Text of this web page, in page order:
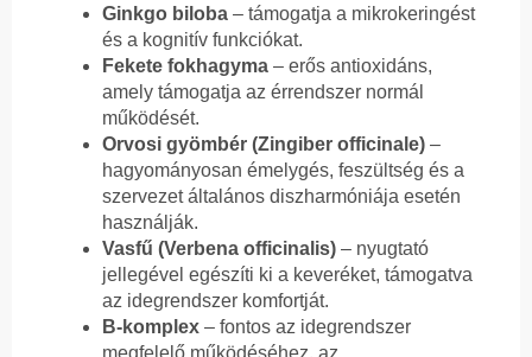
Ginkgo biloba – támogatja a mikrokeringést
és a kognitív funkciókat.
Fekete fokhagyma – erős antioxidáns,
amely támogatja az érrendszer normál
működését.
Orvosi gyömbér (Zingiber officinale) –
hagyományosan émelygés, feszültség és a
szervezet általános diszharmóniája esetén
használják.
Vasfű (Verbena officinalis) – nyugtató
jellegével egészíti ki a keveréket, támogatva
az idegrendszer komfortját.
B-komplex – fontos az idegrendszer
megfelelő működéséhez, az